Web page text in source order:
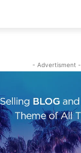
- Advertisment -